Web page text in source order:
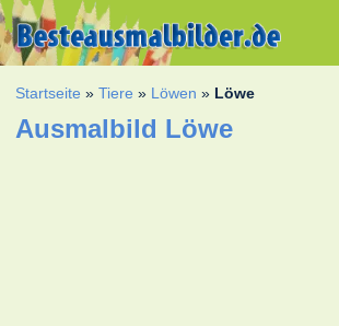
Startseite »Tiere » Löwen » Löwe
Ausmalbild Löwe